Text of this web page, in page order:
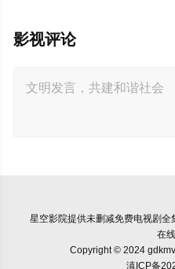
影视评论
星空影院提供未删减免费电视剧
在
Copyright © 2024
滇ICP备